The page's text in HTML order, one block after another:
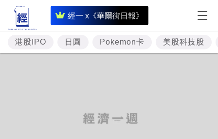
經一 x《華爾街日報》
即
時
財
經
港股IPO 日圓 Pokemon卡 美股科技股